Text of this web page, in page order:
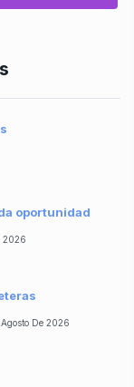
oportunidad
2026
De 2026